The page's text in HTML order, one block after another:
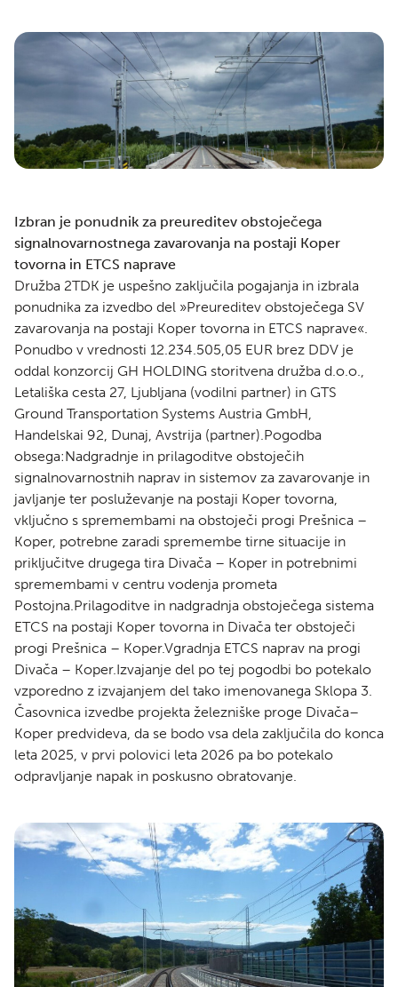
Izbran je ponudnik za preureditev obstoječega
signalnovarnostnega zavarovanja na postaji Koper
tovorna in ETCS naprave
Družba 2TDK je uspešno zaključila pogajanja in izbrala
ponudnika za izvedbo del »Preureditev obstoječega SV
zavarovanja na postaji Koper tovorna in ETCS naprave«.
Ponudbo v vrednosti 12.234.505,05 EUR brez DDV je
oddal konzorcij GH HOLDING storitvena družba d.o.o.,
Letališka cesta 27, Ljubljana (vodilni partner) in GTS
Ground Transportation Systems Austria GmbH,
Handelskai 92, Dunaj, Avstrija (partner).Pogodba
obsega:Nadgradnje in prilagoditve obstoječih
signalnovarnostnih naprav in sistemov za zavarovanje in
javljanje ter posluževanje na postaji Koper tovorna,
vključno s spremembami na obstoječi progi Prešnica –
Koper, potrebne zaradi spremembe tirne situacije in
priključitve drugega tira Divača – Koper in potrebnimi
spremembami v centru vodenja prometa
Postojna.Prilagoditve in nadgradnja obstoječega sistema
ETCS na postaji Koper tovorna in Divača ter obstoječi
progi Prešnica – Koper.Vgradnja ETCS naprav na progi
Divača – Koper.Izvajanje del po tej pogodbi bo potekalo
vzporedno z izvajanjem del tako imenovanega Sklopa 3.
Časovnica izvedbe projekta železniške proge Divača–
Koper predvideva, da se bodo vsa dela zaključila do konca
leta 2025, v prvi polovici leta 2026 pa bo potekalo
odpravljanje napak in poskusno obratovanje.